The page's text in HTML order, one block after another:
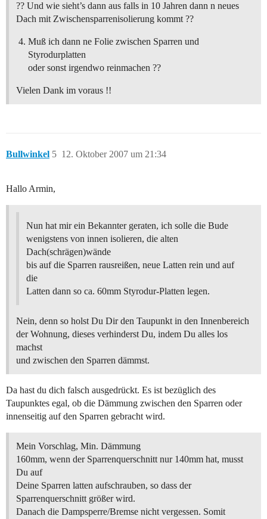
?? Und wie sieht’s dann aus falls in 10 Jahren dann n neues
Dach mit Zwischensparrenisolierung kommt ??
Muß ich dann ne Folie zwischen Sparren und
Styrodurplatten
oder sonst irgendwo reinmachen ??
Vielen Dank im voraus !!
Bullwinkel 12. Oktober 2007 um 21:34
5
Hallo Armin,
Nun hat mir ein Bekannter geraten, ich solle die Bude
wenigstens von innen isolieren, die alten
Dach(schrägen)wände
bis auf die Sparren rausreißen, neue Latten rein und auf
die
Latten dann so ca. 60mm Styrodur-Platten legen.
Nein, denn so holst Du Dir den Taupunkt in den Innenbereich
der Wohnung, dieses verhinderst Du, indem Du alles los
machst
und zwischen den Sparren dämmst.
Da hast du dich falsch ausgedrückt. Es ist bezüglich des
Taupunktes egal, ob die Dämmung zwischen den Sparren oder
innenseitig auf den Sparren gebracht wird.
Mein Vorschlag, Min. Dämmung
160mm, wenn der Sparrenquerschnitt nur 140mm hat, musst
Du auf
Deine Sparren latten aufschrauben, so dass der
Sparrenquerschnitt größer wird.
Danach die Dampsperre/Bremse nicht vergessen. Somit